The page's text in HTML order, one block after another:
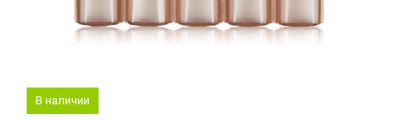
В наличии